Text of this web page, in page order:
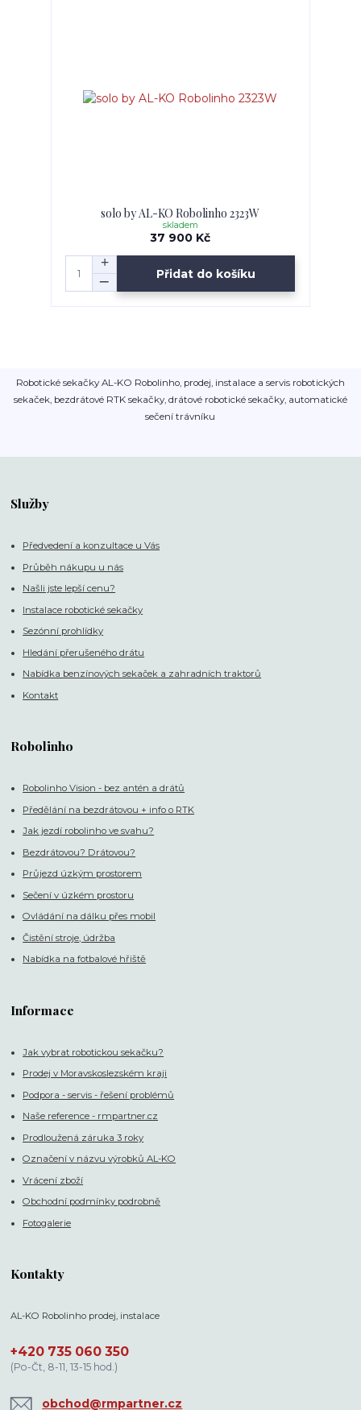
solo by AL-KO Robolinho 2323W
37 900 Kč
skladem
Přidat do košíku
Robotické sekačky AL-KO Robolinho, prodej, instalace a servis robotických
sekaček, bezdrátové RTK sekačky, drátové robotické sekačky, automatické
sečení trávníku
Služby
Předvedení a konzultace u Vás
Průběh nákupu u nás
Našli jste lepší cenu?
Instalace robotické sekačky
Sezónní prohlídky
Hledání přerušeného drátu
Nabídka benzínových sekaček a zahradních traktorů
Kontakt
Robolinho
Robolinho Vision - bez antén a drátů
Předělání na bezdrátovou + info o RTK
Jak jezdí robolinho ve svahu?
Bezdrátovou? Drátovou?
Průjezd úzkým prostorem
Sečení v úzkém prostoru
Ovládání na dálku přes mobil
Čistění stroje, údržba
Nabídka na fotbalové hřiště
Informace
Jak vybrat robotickou sekačku?
Prodej v Moravskoslezském kraji
Podpora - servis - řešení problémů
Naše reference - rmpartner.cz
Prodloužená záruka 3 roky
Označení v názvu výrobků AL-KO
Vrácení zboží
Obchodní podmínky podrobně
Fotogalerie
Kontakty
AL-KO Robolinho prodej, instalace
+420 735 060 350
(Po-Čt, 8-11, 13-15 hod.)
obchod@rmpartner.cz